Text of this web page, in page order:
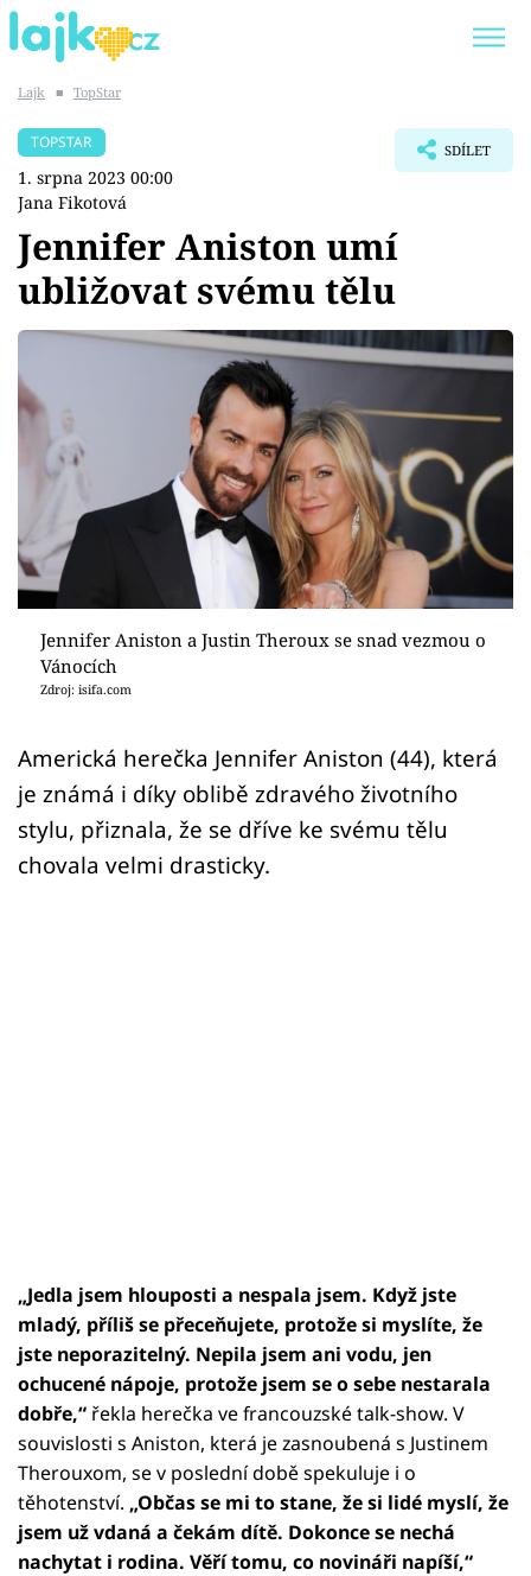
SHOPAHOLICADEL
Témata
Showbyznys
Youtubeři
Virály
Sex a vztahy
Videa
Sledujte prima+
Sledujte nás
Lajk ■ TopStar
TOPSTAR
1. srpna 2023 00:00
Jana Fikotová
SDÍLET
Jennifer Aniston umí
ubližovat svému tělu
Jennifer Aniston a Justin Theroux se snad vezmou o
Vánocích
Zdroj: isifa.com
Americká herečka Jennifer Aniston (44), která
je známá i díky oblibě zdravého životního
stylu, přiznala, že se dříve ke svému tělu
chovala velmi drasticky.
„Jedla jsem hlouposti a nespala jsem. Když jste
mladý, příliš se přeceňujete, protože si myslíte, že
jste neporazitelný. Nepila jsem ani vodu, jen
ochucené nápoje, protože jsem se o sebe nestarala
dobře,“ řekla herečka ve francouzské talk-show. V
souvislosti s Aniston, která je zasnoubená s Justinem
Therouxom, se v poslední době spekuluje i o
těhotenství. „Občas se mi to stane, že si lidé myslí, že
jsem už vdaná a čekám dítě. Dokonce se nechá
nachytat i rodina. Věří tomu, co novináři napíší,“